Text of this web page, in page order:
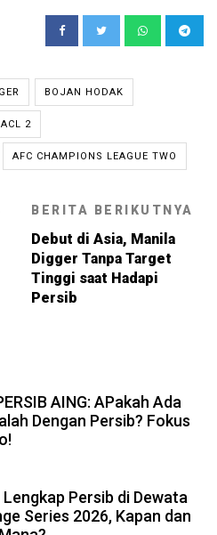
BOJAN HODAK
ACL 2
AFC CHAMPIONS LEAGUE TWO
BERITA BERIKUTNYA
Debut di Asia, Manila
Digger Tanpa Target
Tinggi saat Hadapi
Persib
AING: APakah Ada
Dengan Persib? Fokus
Persib di Dewata
Series 2026, Kapan dan